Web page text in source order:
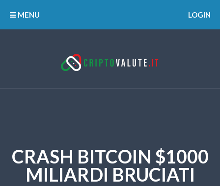
MENU LOGIN
CRASH BITCOIN $1000
MILIARDI BRUCIATI